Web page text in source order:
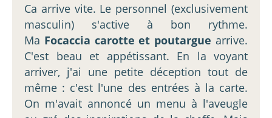
Ca arrive vite. Le personnel (exclusivement
masculin) s'active à bon rythme.
Ma Focaccia carotte et poutargue arrive.
C'est beau et appétissant. En la voyant
arriver, j'ai une petite déception tout de
même : c'est l'une des entrées à la carte.
On m'avait annoncé un menu à l'aveugle